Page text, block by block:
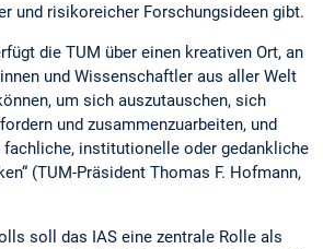
und risikoreicher Forschungsideen gibt.
die TUM über einen kreativen Ort, an
und Wissenschaftler aus aller Welt
um sich auszutauschen, sich
und zusammenzuarbeiten, und
fachliche, institutionelle oder gedankliche
(TUM-Präsident Thomas F. Hofmann,
soll das IAS eine zentrale Rolle als